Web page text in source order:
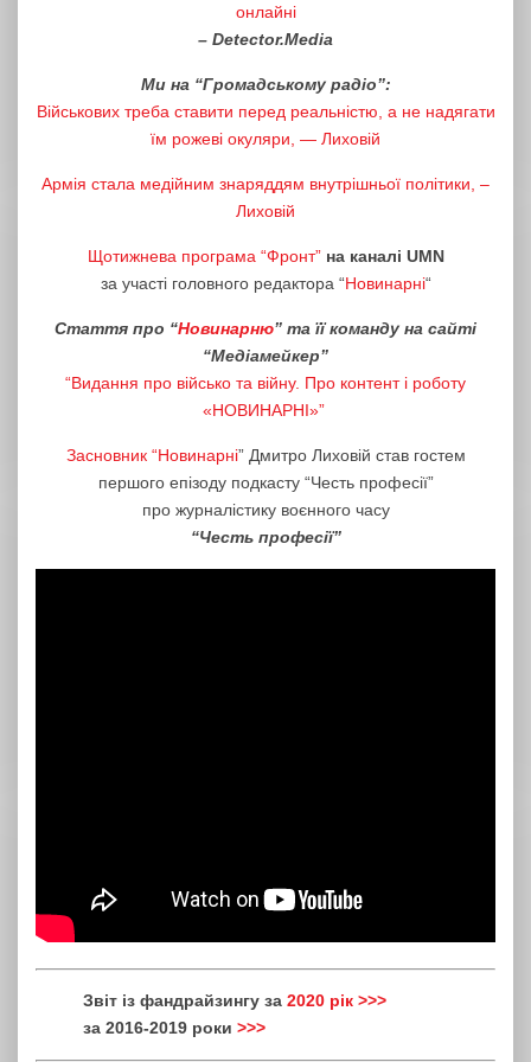
онлайні
– Detector.Media
Ми на “Громадському радіо”:
Військових треба ставити перед реальністю, а не надягати
їм рожеві окуляри, — Лиховій
Армія стала медійним знаряддям внутрішньої політики, –
Лиховій
Щотижнева програма “Фронт” на каналі UMN
за участі головного редактора “Новинарні“
Стаття про “Новинарню” та її команду на сайті
“Медіамейкер”
“Видання про військо та війну. Про контент і роботу
«НОВИНАРНІ»”
Засновник “Новинарні” Дмитро Лиховій став гостем
першого епізоду подкасту “Честь професії”
про журналістику воєнного часу
“Честь професії”
Звіт із фандрайзингу за 2020 рік >>>
за 2016-2019 роки >>>